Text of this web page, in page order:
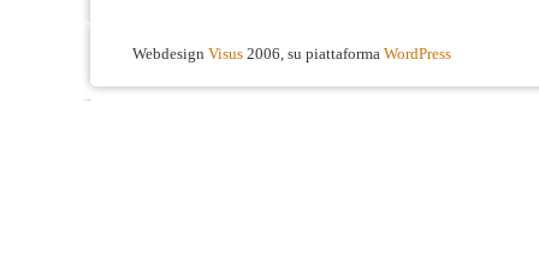
Webdesign Visus 2006, su piattaforma WordPress